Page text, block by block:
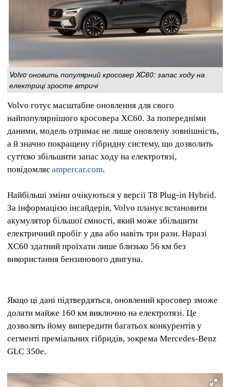
Volvo оновить популярний кросовер XC60: запас ходу на
електриці зросте втричі
Volvo готує масштабне оновлення для свого
найпопулярнішого кросовера XC60. За попередніми
даними, модель отримає не лише оновлену зовнішність,
а й значно покращену гібридну систему, що дозволить
суттєво збільшити запас ходу на електротязі,
повідомляє ampercar.com.
Найбільші зміни очікуються у версії T8 Plug-in Hybrid.
За інформацією інсайдерів, Volvo планує встановити
акумулятор більшої ємності, який може збільшити
електричний пробіг у два або навіть три рази. Наразі
XC60 здатний проїхати лише близько 56 км без
використання бензинового двигуна.
Якщо ці дані підтвердяться, оновлений кросовер зможе
долати майже 160 км виключно на електротязі. Це
дозволить йому випередити багатьох конкурентів у
сегменті преміальних гібридів, зокрема Mercedes-Benz
GLC 350e.